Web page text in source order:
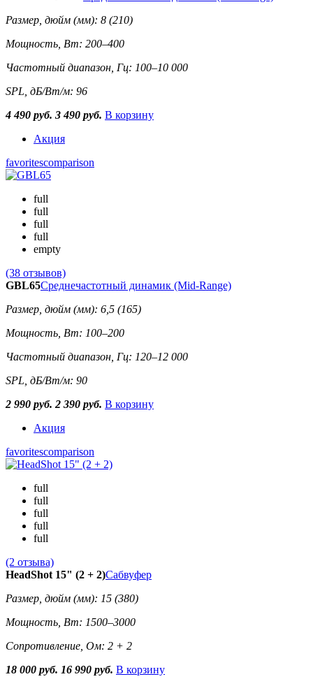
Размер, дюйм (мм): 8 (210)
Мощность, Вт: 200–400
Частотный диапазон, Гц: 100–10 000
SPL, дБ/Вт/м: 96
4 490 руб. 3 490 руб. В корзину
Акция
favoritescomparison
full
full
full
full
empty
(38 отзывов)
GBL65Среднечастотный динамик (Mid-Range)
Размер, дюйм (мм): 6,5 (165)
Мощность, Вт: 100–200
Частотный диапазон, Гц: 120–12 000
SPL, дБ/Вт/м: 90
2 990 руб. 2 390 руб. В корзину
Акция
favoritescomparison
full
full
full
full
full
(2 отзыва)
HeadShot 15" (2 + 2)Сабвуфер
Размер, дюйм (мм): 15 (380)
Мощность, Вт: 1500–3000
Сопротивление, Ом: 2 + 2
18 000 руб. 16 990 руб. В корзину